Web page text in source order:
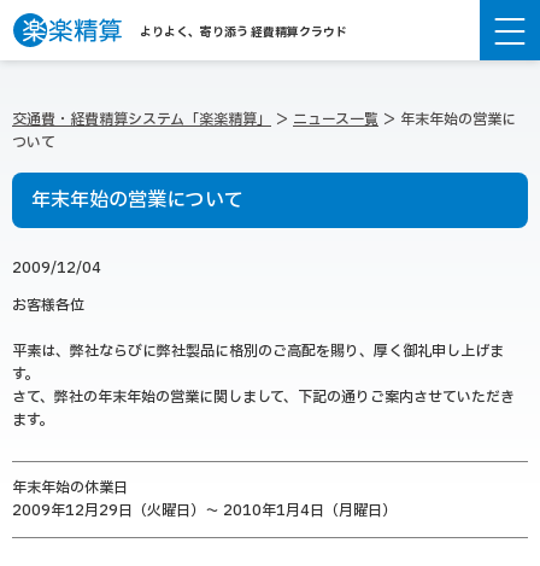
よりよく、寄り添う 経費精算クラウド
交通費・経費精算システム「楽楽精算」 ニュース一覧
年末年始の営業に
ついて
年末年始の営業について
2009/12/04
お客様各位
平素は、弊社ならびに弊社製品に格別のご高配を賜り、厚く御礼申し上げま
す。
さて、弊社の年末年始の営業に関しまして、下記の通りご案内させていただき
ます。
年末年始の休業日
2009年12月29日（火曜日）～ 2010年1月4日（月曜日）